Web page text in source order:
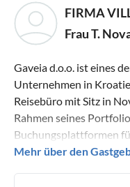
FIRMA
Frau T.
Gaveia d.o.o. ist eines
Unternehmen in
Reisebüro mit Sitz in
Rahmen seines
Buchungsplattformen
Kroatien und Europa -
Mehr über den